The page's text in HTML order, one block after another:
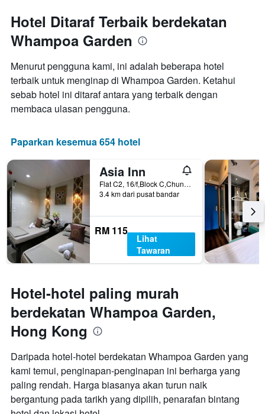
Hotel Ditaraf Terbaik berdekatan
Whampoa Garden
Menurut pengguna kami, ini adalah beberapa hotel
terbaik untuk menginap di Whampoa Garden. Ketahui
sebab hotel ini ditaraf antara yang terbaik dengan
membaca ulasan pengguna.
Paparkan kesemua 654 hotel
Asia Inn
Flat C2, 16/f,Block C,Chungking Mansion, Hong Kong, Hong Kong
3.4 km dari pusat bandar
RM 115
Lihat
Tawaran
Hotel-hotel paling murah
berdekatan Whampoa Garden,
Hong Kong
Daripada hotel-hotel berdekatan Whampoa Garden yang
kami temui, penginapan-penginapan ini berharga yang
paling rendah. Harga biasanya akan turun naik
bergantung pada tarikh yang dipilih, penarafan bintang